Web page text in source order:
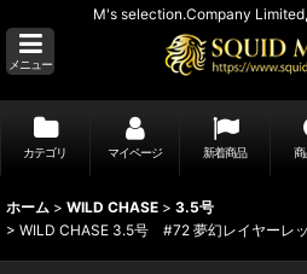
M's selection.Company
メニュー
カテゴリ マイページ 新着商品 商
ホーム > WILD CHASE > 3.5号
> WILD CHASE 3.5号 #72 夢幻レイヤーレ